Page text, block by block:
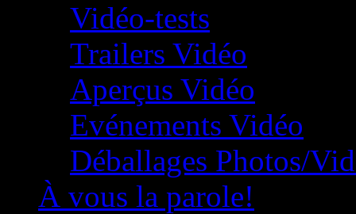
Vidéo-tests
Trailers Vidéo
Aperçus Vidéo
Evénements Vidéo
Déballages Photos/
À vous la parole!